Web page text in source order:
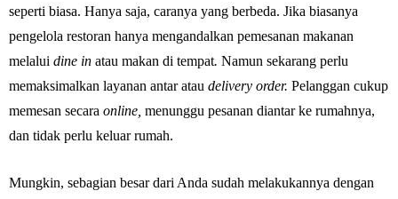
seperti biasa. Hanya saja, caranya yang berbeda. Jika biasanya
pengelola restoran hanya mengandalkan pemesanan makanan
melalui dine in atau makan di tempat. Namun sekarang perlu
memaksimalkan layanan antar atau delivery order. Pelanggan cukup
memesan secara online, menunggu pesanan diantar ke rumahnya,
dan tidak perlu keluar rumah.
Mungkin, sebagian besar dari Anda sudah melakukannya dengan